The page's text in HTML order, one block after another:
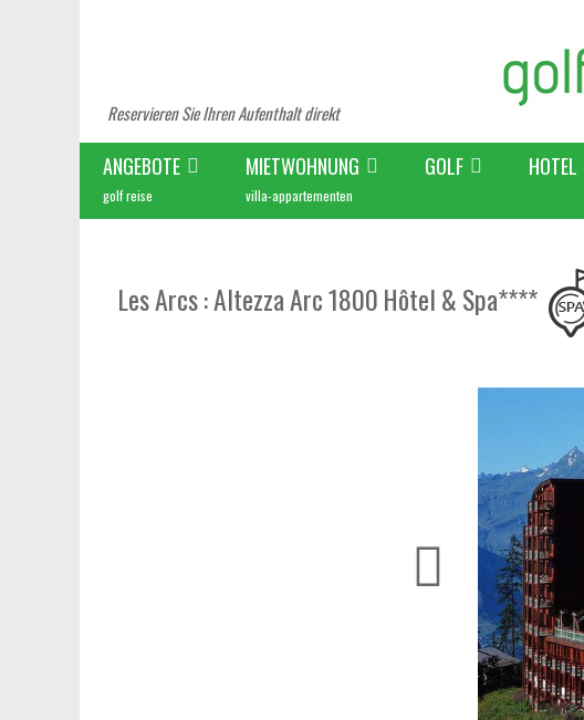
Reservieren Sie Ihren Aufenthalt direkt
ANGEBOTE
golf reise
MIETWOHNUNG
villa-appartementen
GOLF HOTEL
Les Arcs : Altezza Arc 1800 Hôtel & Spa****